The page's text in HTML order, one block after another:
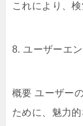
これにより、
8. ユーザーエ
概要 ユーザー
ために、魅力